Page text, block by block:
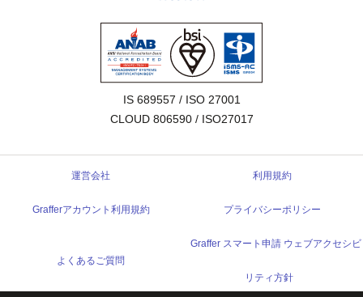
IS 689557 / ISO 27001
CLOUD 806590 / ISO27017
運営会社 利用規約
Grafferアカウント利用規約 プライバシーポリシー
よくあるご質問
Graffer スマート申請 ウェブアクセシビ
リティ方針